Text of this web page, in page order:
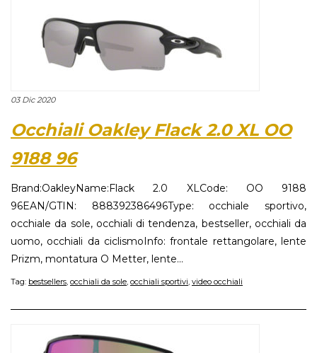
03 Dic 2020
Occhiali Oakley Flack 2.0 XL OO
9188 96
Brand:OakleyName:Flack 2.0 XLCode: OO 9188
96EAN/GTIN: 888392386496Type: occhiale sportivo,
occhiale da sole, occhiali di tendenza, bestseller, occhiali da
uomo, occhiali da ciclismoInfo: frontale rettangolare, lente
Prizm, montatura O Metter, lente...
Tag: bestsellers occhiali da sole occhiali sportivi video occhiali